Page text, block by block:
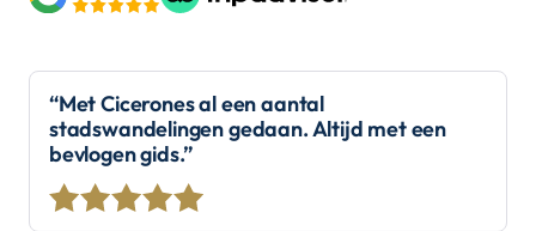
“Met Cicerones al een aantal
stadswandelingen gedaan. Altijd met een
bevlogen gids.”